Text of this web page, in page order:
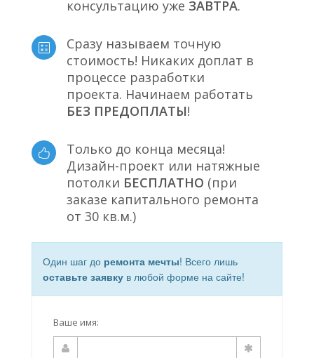
консультацию уже ЗАВТРА.
Сразу называем точную
стоимость! Никаких доплат в
процессе разработки
проекта. Начинаем работать
БЕЗ ПРЕДОПЛАТЫ!
Только до конца месяца!
Дизайн-проект или натяжные
потолки БЕСПЛАТНО (при
заказе капитального ремонта
от 30 кв.м.)
Один шаг до ремонта мечты! Всего лишь
оставьте заявку в любой форме на сайте!
Ваше имя: